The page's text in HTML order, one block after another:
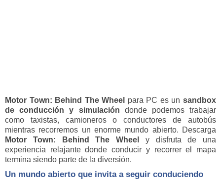
Motor Town: Behind The Wheel para PC es unsandbox
de conducción y simulación donde podemos trabajar
como taxistas, camioneros o conductores de autobús
mientras recorremos un enorme mundo abierto. Descarga
Motor Town: Behind The Wheel
y disfruta de una
experiencia relajante donde conducir y recorrer el mapa
termina siendo parte de la diversión.
Un mundo abierto que invita a seguir conduciendo